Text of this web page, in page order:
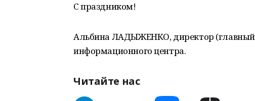
С праздником!
Альбина ЛАДЫЖЕНКО, директор (главный
информационного центра.
Читайте нас